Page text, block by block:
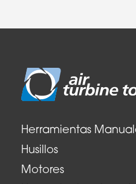
Herramientas
Husillos
Motores